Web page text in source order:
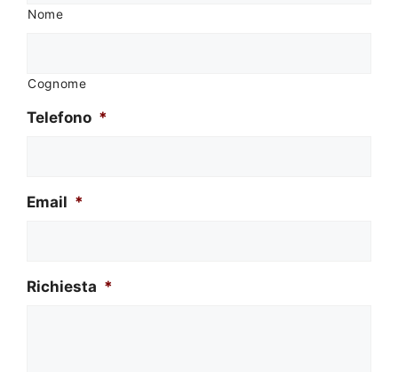
Nome
Cognome
Telefono *
Email *
Richiesta *